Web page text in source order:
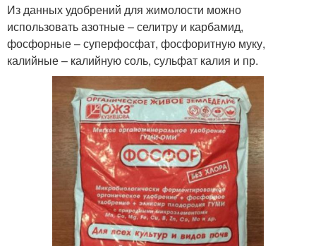
Из данных удобрений для жимолости можно
использовать азотные – селитру и карбамид,
фосфорные – суперфосфат, фосфоритную муку,
калийные – калийную соль, сульфат калия и пр.